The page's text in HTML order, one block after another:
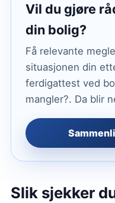
Vil du gjøre
din bolig?
Få relevante
situasjonen din
ferdigattest ved
mangler?. Da blir
Slik sjekker